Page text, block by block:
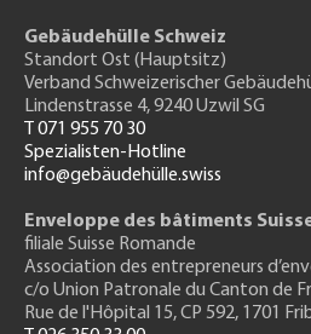
Gebäudehülle Schweiz
Standort Ost (Hauptsitz)
Verband Schweizerischer
Lindenstrasse 4, 9240 Uzwil SG
T 071 955 70 30
Spezialisten-Hotline
info@gebäudehülle.swiss
Enveloppe des bâtiments
filiale Suisse Romande
Association des entrepreneurs
c/o Union Patronale du Canton de
Rue de l'Hôpital 15, CP 592, 1701